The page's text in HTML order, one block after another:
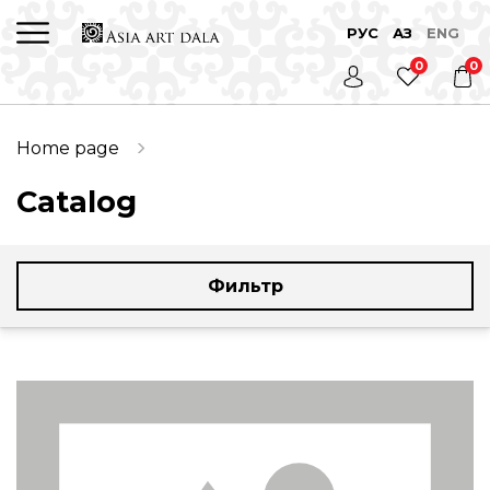
РУС ҚАЗ ENG
0 0
Home page
Catalog
Фильтр